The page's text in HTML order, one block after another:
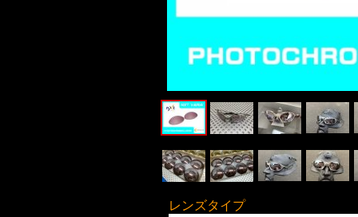
レンズタイプ